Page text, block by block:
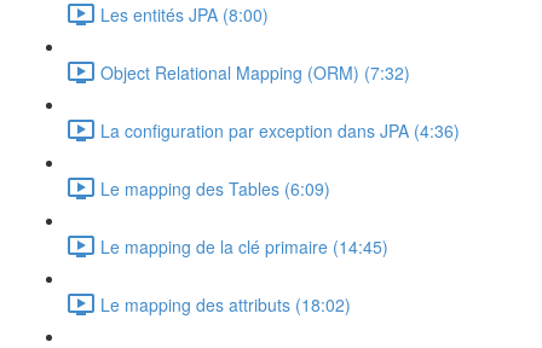
Les entités JPA (8:00)
Object Relational Mapping (ORM) (7:32)
La configuration par exception dans JPA (4:36)
Le mapping des Tables (6:09)
Le mapping de la clé primaire (14:45)
Le mapping des attributs (18:02)